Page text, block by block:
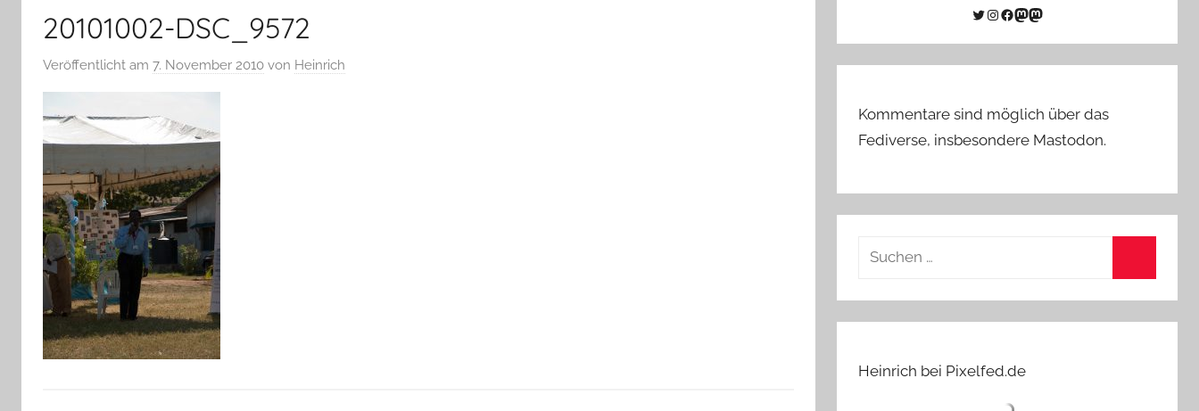
20101002-DSC_9572
Veröffentlicht am 7. November 2010 von Heinrich
Twitter
Instagram
Facebook
Link zu Mastodon
Mastodon
Kommentare sind möglich über das
Fediverse, insbesondere Mastodon.
Suchen
Heinrich bei Pixelfed.de